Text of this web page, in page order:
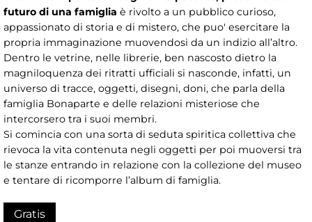
futuro di una famiglia è rivolto a un pubblico curioso,
appassionato di storia e di mistero, che puo' esercitare la
propria immaginazione muovendosi da un indizio all’altro.
Dentro le vetrine, nelle librerie, ben nascosto dietro la
magniloquenza dei ritratti ufficiali si nasconde, infatti, un
universo di tracce, oggetti, disegni, doni, che parla della
famiglia Bonaparte e delle relazioni misteriose che
intercorsero tra i suoi membri.
Si comincia con una sorta di seduta spiritica collettiva che
rievoca la vita contenuta negli oggetti per poi muoversi tra
le stanze entrando in relazione con la collezione del museo
e tentare di ricomporre l’album di famiglia.
Gratis